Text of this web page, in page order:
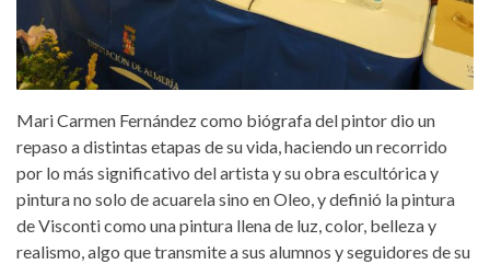
Mari Carmen Fernández como biógrafa del pintor dio un
repaso a distintas etapas de su vida, haciendo un recorrido
por lo más significativo del artista y su obra escultórica y
pintura no solo de acuarela sino en Oleo, y definió la pintura
de Visconti como una pintura llena de luz, color, belleza y
realismo, algo que transmite a sus alumnos y seguidores de su